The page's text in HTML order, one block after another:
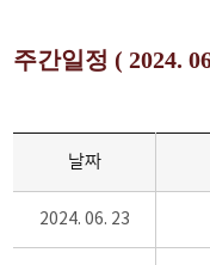
주간일정 ( 2024.
날짜
2024. 06. 23